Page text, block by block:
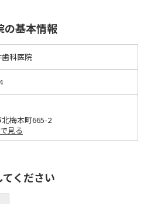
の基本情報
科医院
梅本町665-2
見る
ください